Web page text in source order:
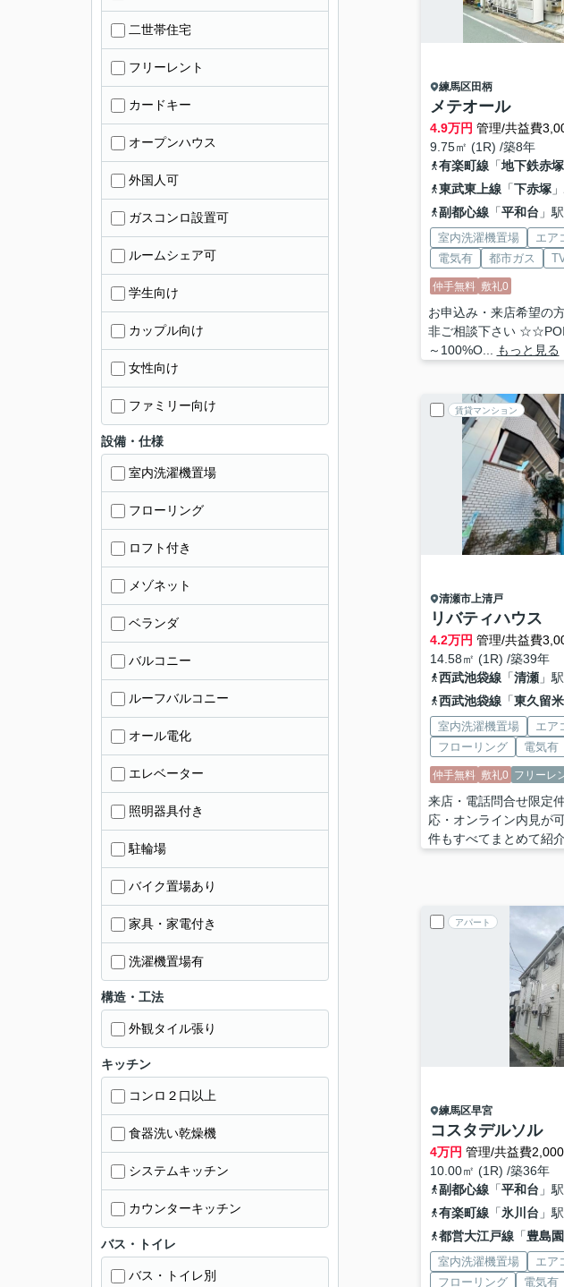
練馬区田柄
メテオール
4.9万円 管理/共益費
9.75㎡ (1R) /築8年
有楽町線「地下鉄赤塚
東武東上線「下赤塚
副都心線「平和台 」
室内洗濯機置場 エア
電気有
都市ガス
仲手無料 敷礼0
お申込み・来店希望の
非ご相談下さい
～100%O...
もっと見る
賃貸マンション
清瀬市上清戸
リバティハウス
4.2万円 管理/共益費
14.58㎡ (1R) /築39年
西武池袋線「清瀬」
西武池袋線「東久留米
室内洗濯機置場 エア
フローリング
電気有
仲手無料 敷礼0 フリーレ
来店・電話問合せ限
応・オンライン内見が
件もすべてまとめて紹
アパート
練馬区早宮
コスタデルソル
4万円 管理/共益費
10.00㎡ (1R) /築36年
副都心線「平和台 」
有楽町線「氷川台 」
都営大江戸線「豊島園
室内洗濯機置場 エア
フローリング
電気有
二世帯住宅
フリーレント
カードキー
オープンハウス
外国人可
ガスコンロ設置可
ルームシェア可
学生向け
カップル向け
女性向け
ファミリー向け
設備・仕様
室内洗濯機置場
フローリング
ロフト付き
メゾネット
ベランダ
バルコニー
ルーフバルコニー
オール電化
エレベーター
照明器具付き
駐輪場
バイク置場あり
家具・家電付き
洗濯機置場有
構造・工法
外観タイル張り
キッチン
コンロ２口以上
食器洗い乾燥機
システムキッチン
カウンターキッチン
バス・トイレ
バス・トイレ別